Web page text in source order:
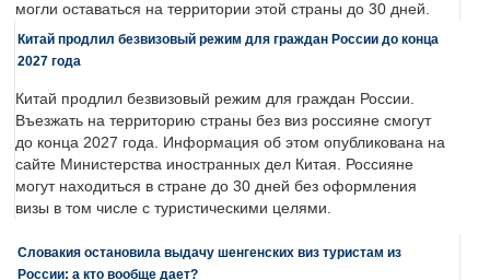
могли оставаться на территории этой страны до 30 дней.
Китай продлил безвизовый режим для граждан России до конца
2027 года
Китай продлил безвизовый режим для граждан России.
Въезжать на территорию страны без виз россияне смогут
до конца 2027 года. Информация об этом опубликована на
сайте Министерства иностранных дел Китая. Россияне
могут находиться в стране до 30 дней без оформления
визы в том числе с туристическими целями.
Словакия остановила выдачу шенгенских виз туристам из
России: а кто вообще дает?